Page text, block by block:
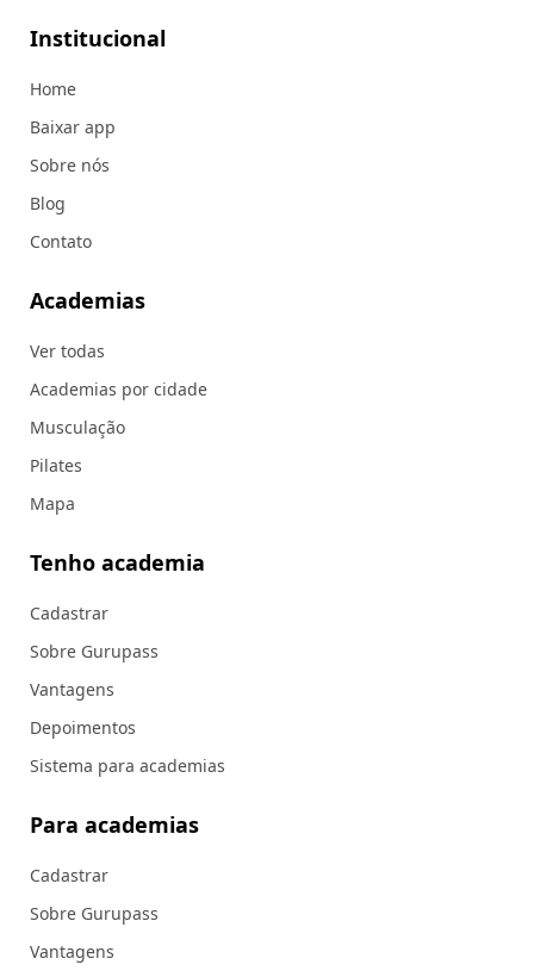
Institucional
Home
Baixar app
Sobre nós
Blog
Contato
Academias
Ver todas
Academias por cidade
Musculação
Pilates
Mapa
Tenho academia
Cadastrar
Sobre Gurupass
Vantagens
Depoimentos
Sistema para academias
Para academias
Cadastrar
Sobre Gurupass
Vantagens